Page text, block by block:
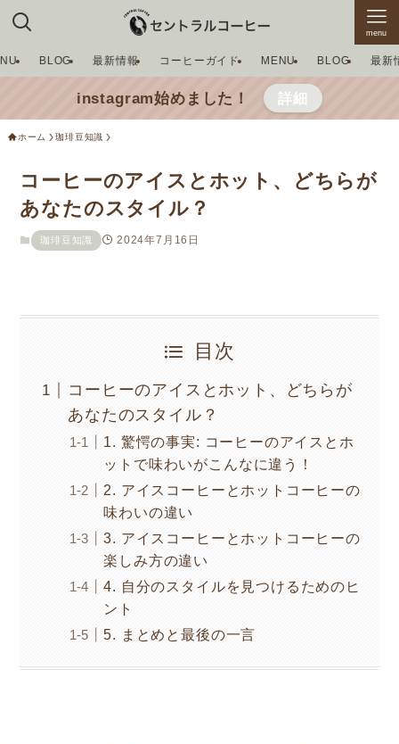
menu
BLOG 最新情報 コーヒーガイド MENU BLOG 最新
instagram始めました！ 詳細
ホーム 珈琲豆知識
コーヒーのアイスとホット、どちらが
あなたのスタイル？
珈琲豆知識 2024年7月16日
目次
コーヒーのアイスとホット、どちらが
あなたのスタイル？
1. 驚愕の事実: コーヒーのアイスとホ
ットで味わいがこんなに違う！
2. アイスコーヒーとホットコーヒーの
味わいの違い
3. アイスコーヒーとホットコーヒーの
楽しみ方の違い
4. 自分のスタイルを見つけるためのヒ
ント
5. まとめと最後の一言